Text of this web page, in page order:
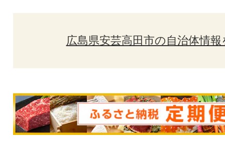
広島県安芸高田市の自治体情